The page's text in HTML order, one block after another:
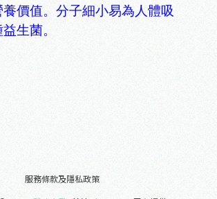
價值。分子細小易為人體吸
生菌。
服務條款及隱私政策